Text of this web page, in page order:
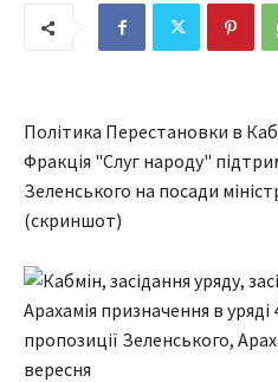
Політика Перестановки в
Фракція "Слуг народу"
Зеленського на посади
(скриншот)